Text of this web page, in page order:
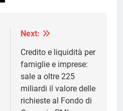
Next:
Credito e liquidità per
famiglie e imprese:
sale a oltre 225
miliardi il valore delle
richieste al Fondo di